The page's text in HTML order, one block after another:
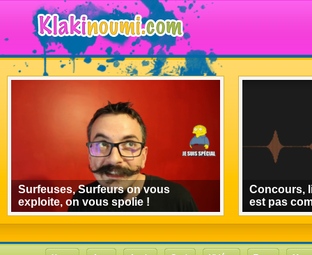
Surfeuses, Surfeurs on vous
exploite, on vous spolie !
Concours,
est pas